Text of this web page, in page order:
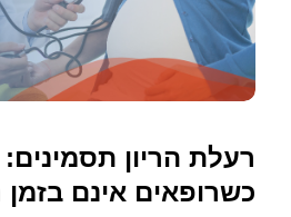
רעלת הריון
כשרופאים אינם בזמן